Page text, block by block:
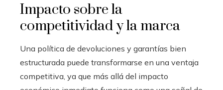
Impacto sobre la
competitividad y la marca
Una política de devoluciones y garantías bien
estructurada puede transformarse en una ventaja
competitiva, ya que más allá del impacto